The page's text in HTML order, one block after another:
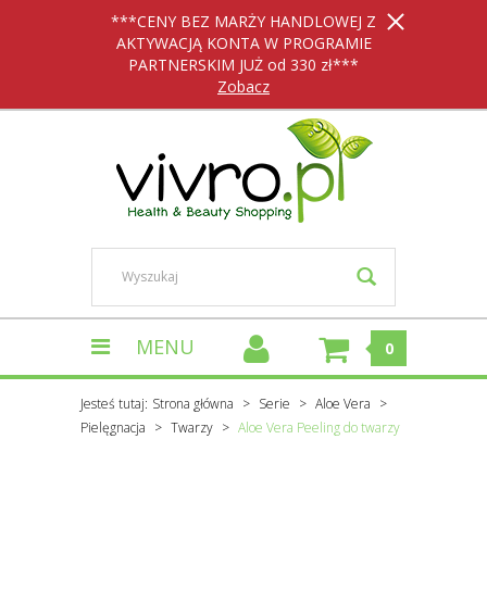
***CENY BEZ MARŻY HANDLOWEJ Z
AKTYWACJĄ KONTA W PROGRAMIE
PARTNERSKIM JUŻ od 330 zł***
Zobacz
MENU 0
Jesteś tutaj: Strona główna Serie
Aloe Vera
Pielęgnacja
Twarzy Aloe Vera Peeling do twarzy